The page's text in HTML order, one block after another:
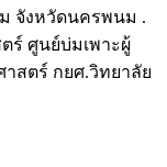
จังหวัดนครพนม .
ร์ ศูนย์บ่มเพาะผู้
สตร์ กยศ.วิทยาลัย